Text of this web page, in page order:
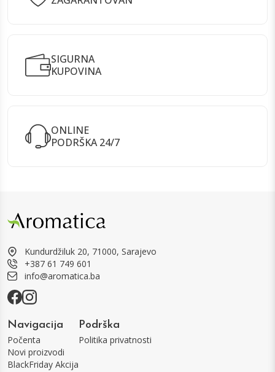
SIGURNA
KUPOVINA
ONLINE
PODRŠKA 24/7
Kundurdžiluk 20, 71000, Sarajevo
+387 61 749 601
info@aromatica.ba
Navigacija
Počenta
Novi proizvodi
BlackFriday Akcija
Podrška
Politika privatnosti